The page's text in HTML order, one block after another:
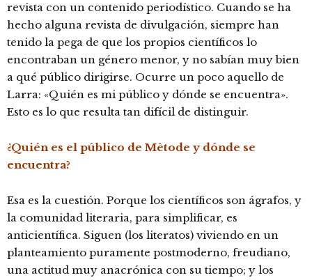
revista con un contenido periodístico. Cuando se ha
hecho alguna revista de divulgación, siempre han
tenido la pega de que los propios científicos lo
encontraban un género menor, y no sabían muy bien
a qué público dirigirse. Ocurre un poco aquello de
Larra: «Quién es mi público y dónde se encuentra».
Esto es lo que resulta tan difícil de distinguir.
¿Quién es el público de Mètode y dónde se
encuentra?
Esa es la cuestión. Porque los científicos son ágrafos, y
la comunidad literaria, para simplificar, es
anticientífica. Siguen (los literatos) viviendo en un
planteamiento puramente postmoderno, freudiano,
una actitud muy anacrónica con su tiempo; y los